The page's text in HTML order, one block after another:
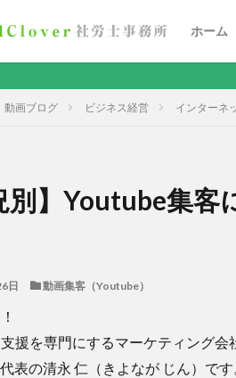
ホーム
動画ブログ ビジネス経営 インターネ
別】Youtube集
日 動画集客（Youtube）
援を専門にするマーケティング会
表の清永 仁（きよなが じん）です